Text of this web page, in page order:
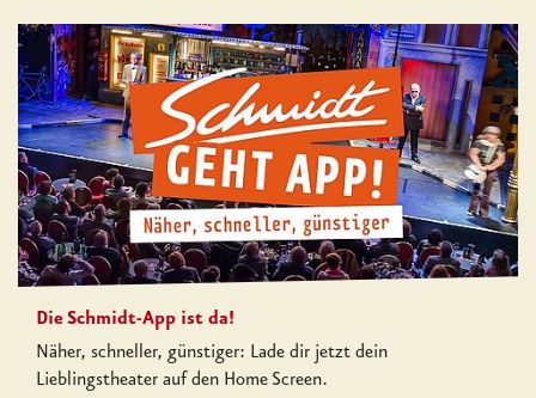
Die Schmidt-App ist da!
Näher, schneller, günstiger: Lade dir jetzt dein
Lieblingstheater auf den Home Screen.